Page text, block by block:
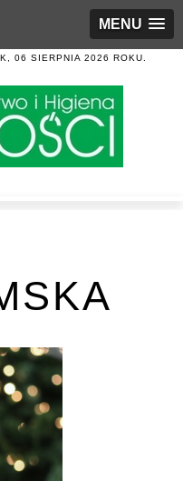
MENU
06 SIERPNIA 2026 ROKU.